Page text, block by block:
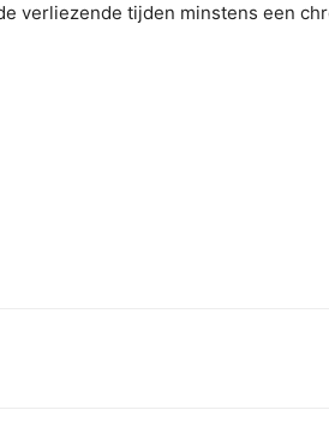
verliezende tijden minstens een